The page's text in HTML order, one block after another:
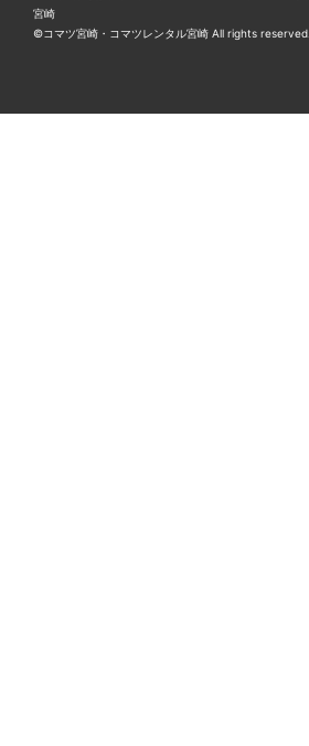
宮崎
©コマツ宮崎・コマツレンタル宮崎 All rights reserved.